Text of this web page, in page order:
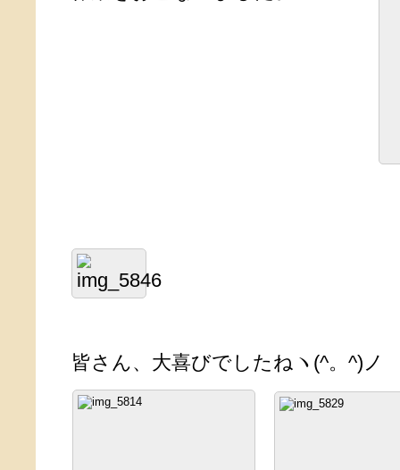
皆さん、大喜びでしたねヽ(^。^)ノ